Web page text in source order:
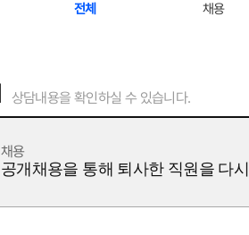
전체
HR 일반사항 채용
상담내용을 확인하실 수 있습니다.
채용
공개채용을 통해 퇴사한 직원을 다